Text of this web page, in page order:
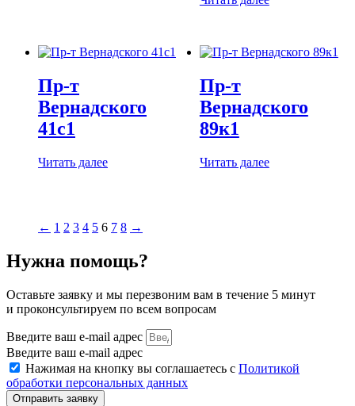
Пр-т
Вернадского
41с1
Читать далее
Пр-т
Вернадского
89к1
Читать далее
← 1 2 3 4 5 6 7 8 →
Нужна помощь?
Оставьте заявку и мы перезвоним вам в течение 5 минут
и проконсультируем по всем вопросам
Введите ваш e-mail адрес
Введите ваш e-mail адрес
Нажимая на кнопку вы соглашаетесь с Политикой
обработки персональных данных
Отправить заявку